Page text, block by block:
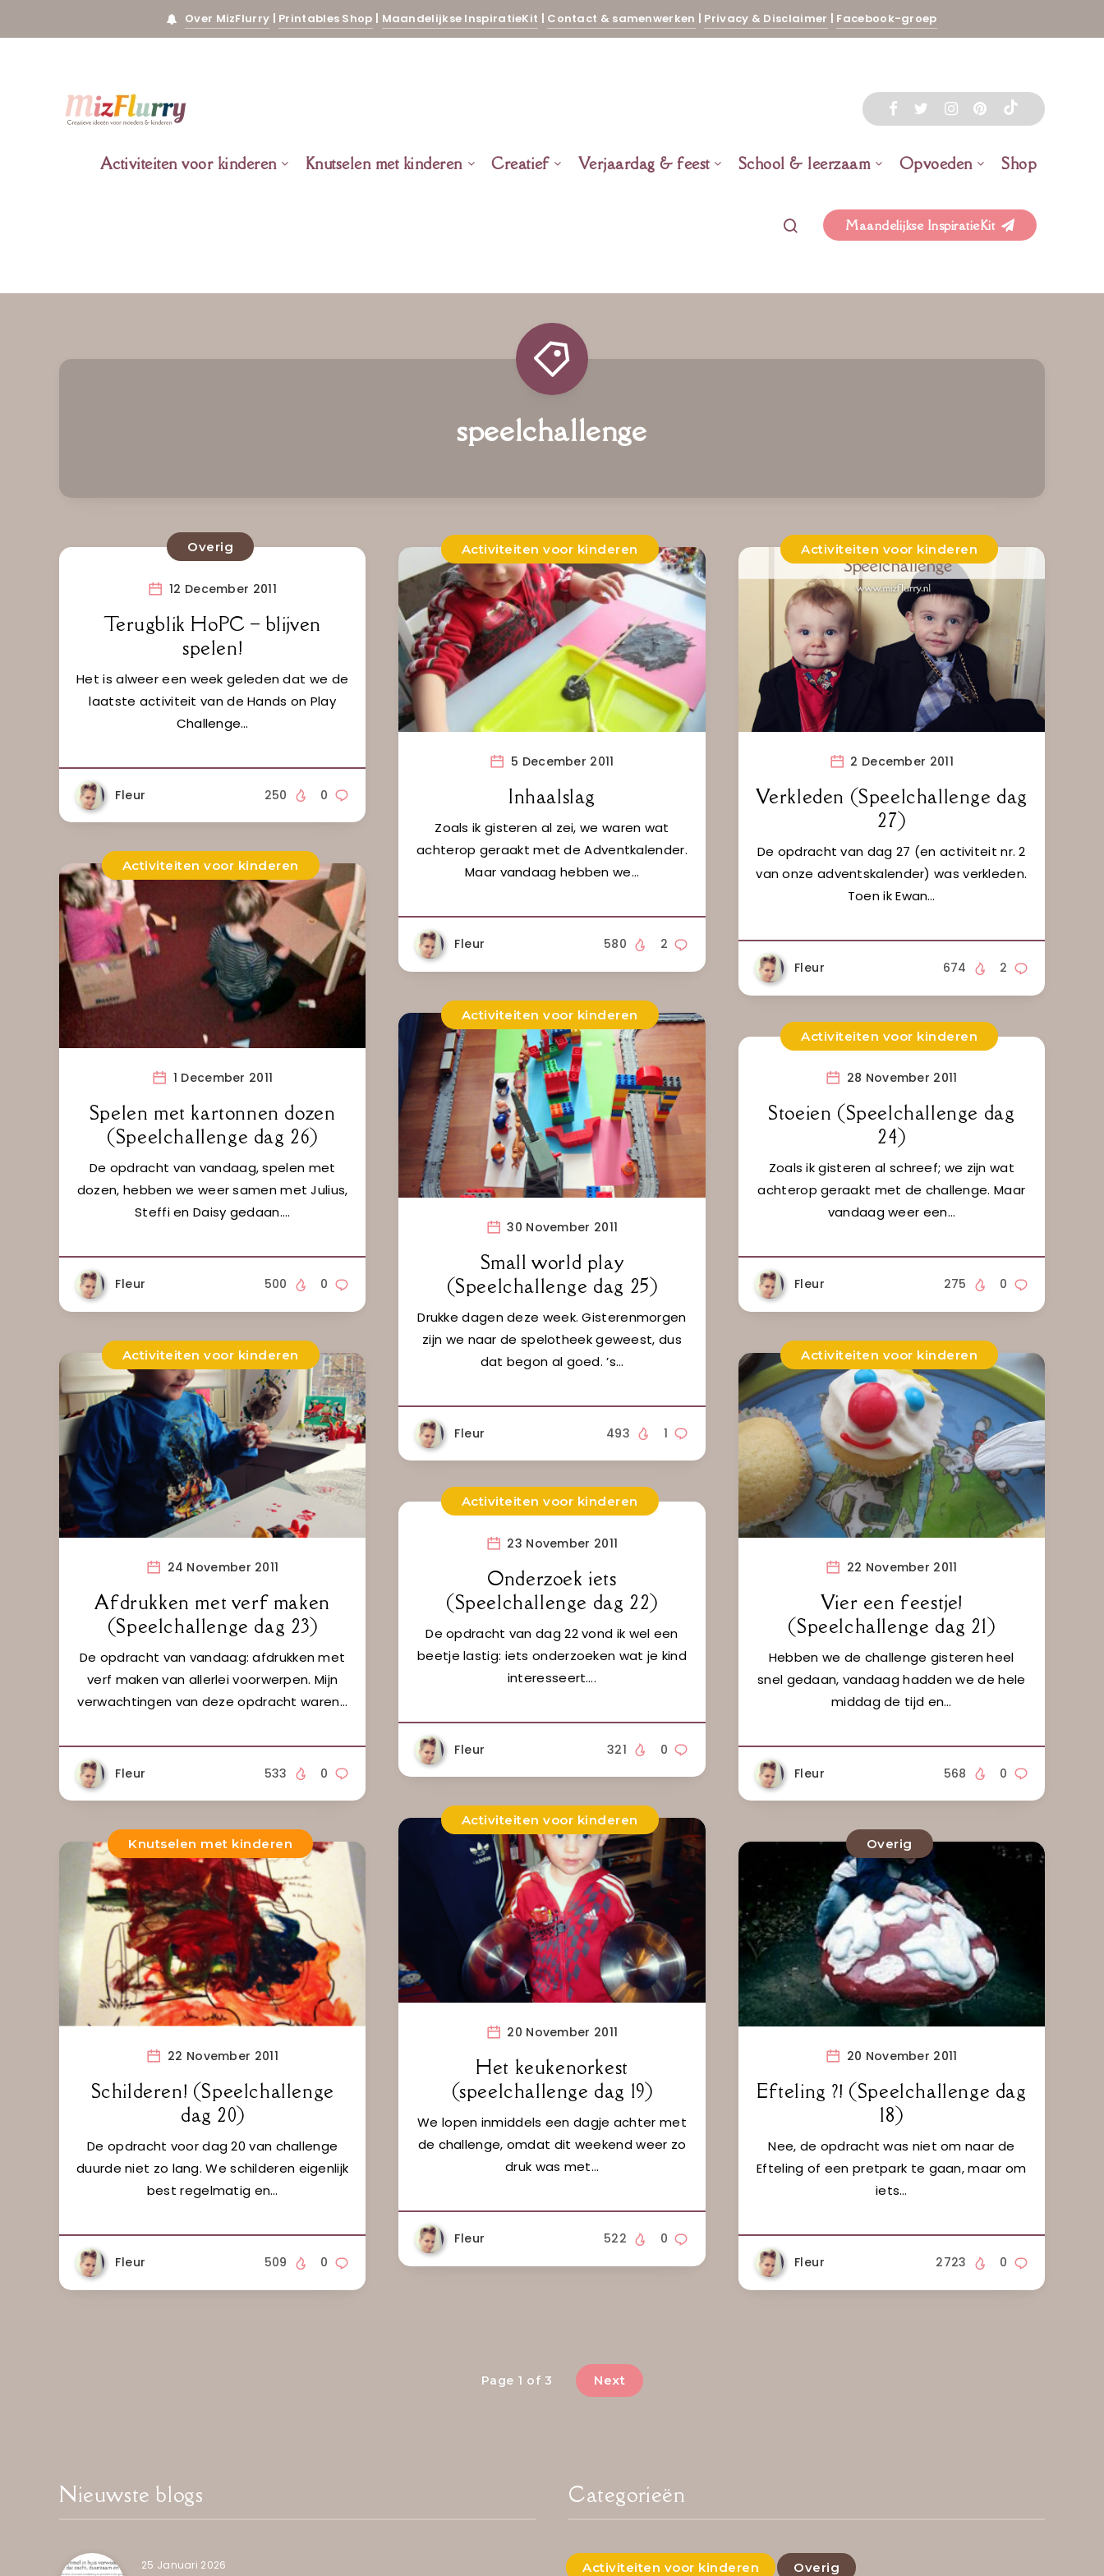
Over MizFlurry | Printables Shop | Maandelijkse InspiratieKit | Contact & samenwerken | Privacy & Disclaimer | Facebook-groep
Activiteiten voor kinderen Knutselen met kinderen Creatief Verjaardag & feest School & leerzaam Opvoeden Shop
Maandelijkse InspiratieKit
speelchallenge
Overig
12 December 2011
Terugblik HoPC – blijven
spelen!
Het is alweer een week geleden dat we de
laatste activiteit van de Hands on Play
Challenge…
Fleur 0
250
Activiteiten voor kinderen
5 December 2011
Inhaalslag
Zoals ik gisteren al zei, we waren wat
achterop geraakt met de Adventkalender.
Maar vandaag hebben we…
Fleur 2
580
Activiteiten voor kinderen
2 December 2011
Verkleden (Speelchallenge dag
27)
De opdracht van dag 27 (en activiteit nr. 2
van onze adventskalender) was verkleden.
Toen ik Ewan…
Fleur 2
674
Activiteiten voor kinderen
1 December 2011
Spelen met kartonnen dozen
(Speelchallenge dag 26)
De opdracht van vandaag, spelen met
dozen, hebben we weer samen met Julius,
Steffi en Daisy gedaan….
Fleur 0
500
Activiteiten voor kinderen
30 November 2011
Small world play
(Speelchallenge dag 25)
Drukke dagen deze week. Gisterenmorgen
zijn we naar de spelotheek geweest, dus
dat begon al goed. ’s…
Fleur 1
493
Activiteiten voor kinderen
28 November 2011
Stoeien (Speelchallenge dag
24)
Zoals ik gisteren al schreef; we zijn wat
achterop geraakt met de challenge. Maar
vandaag weer een…
Fleur 0
275
Activiteiten voor kinderen
24 November 2011
Afdrukken met verf maken
(Speelchallenge dag 23)
De opdracht van vandaag: afdrukken met
verf maken van allerlei voorwerpen. Mijn
verwachtingen van deze opdracht waren…
Fleur 0
533
Activiteiten voor kinderen
23 November 2011
Onderzoek iets
(Speelchallenge dag 22)
De opdracht van dag 22 vond ik wel een
beetje lastig: iets onderzoeken wat je kind
interesseert….
Fleur 0
321
Activiteiten voor kinderen
22 November 2011
Vier een feestje!
(Speelchallenge dag 21)
Hebben we de challenge gisteren heel
snel gedaan, vandaag hadden we de hele
middag de tijd en…
Fleur 0
568
Knutselen met kinderen
22 November 2011
Schilderen! (Speelchallenge
dag 20)
De opdracht voor dag 20 van challenge
duurde niet zo lang. We schilderen eigenlijk
best regelmatig en…
Fleur 0
509
Activiteiten voor kinderen
20 November 2011
Het keukenorkest
(speelchallenge dag 19)
We lopen inmiddels een dagje achter met
de challenge, omdat dit weekend weer zo
druk was met…
Fleur 0
522
Overig
20 November 2011
Efteling ?! (Speelchallenge dag
18)
Nee, de opdracht was niet om naar de
Efteling of een pretpark te gaan, maar om
iets…
Fleur 0
2723
Page 1 of 3 Next
Nieuwste blogs
25 Januari 2026
Categorieën
Activiteiten voor kinderen Overig